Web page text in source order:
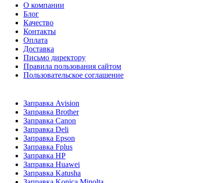
О компании
Блог
Качество
Контакты
Оплата
Доставка
Письмо директору
Правила пользования сайтом
Пользовательское соглашение
Заправка Avision
Заправка Brother
Заправка Canon
Заправка Deli
Заправка Epson
Заправка Fplus
Заправка HP
Заправка Huawei
Заправка Katusha